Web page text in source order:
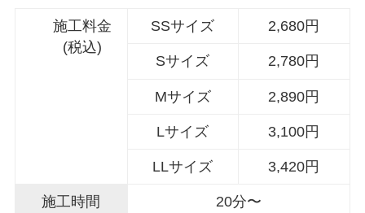
施工料金
(税込)
SSサイズ 2,680円
Sサイズ 2,780円
Mサイズ 2,890円
Lサイズ 3,100円
LLサイズ 3,420円
施工時間 20分〜